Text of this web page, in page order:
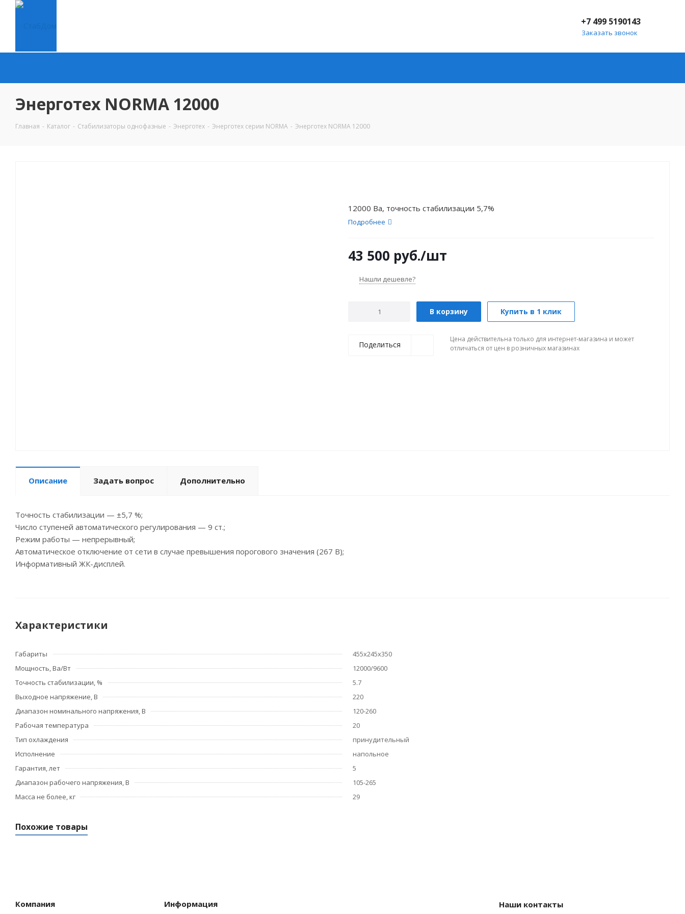
+7 499 5190143
Заказать звонок
Энерготех NORMA 12000
Главная - Каталог - Стабилизаторы однофазные - Энерготех - Энерготех серии NORMA - Энерготех NORMA 12000
12000 Ва, точность стабилизации 5,7%
Подробнее
43 500 руб./шт
Нашли дешевле?
В корзину Купить в 1 клик
Поделиться
Цена действительна только для интернет-магазина и может
отличаться от цен в розничных магазинах
Описание Задать вопрос Дополнительно
Точность стабилизации — ±5,7 %;
Число ступеней автоматического регулирования — 9 ст.;
Режим работы — непрерывный;
Автоматическое отключение от сети в случае превышения порогового значения (267 В);
Информативный ЖК-дисплей.
Характеристики
Габариты
455х245х350
Мощность, Ва/Вт
12000/9600
Точность стабилизации, %
5.7
Выходное напряжение, В
220
Диапазон номинального напряжения, В
120-260
Рабочая температура
20
Тип охлаждения
принудительный
Исполнение
напольное
Гарантия, лет
5
Диапазон рабочего напряжения, В
105-265
Масса не более, кг
29
Похожие товары
Компания Информация Наши контакты